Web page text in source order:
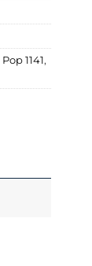
Pop 1141,